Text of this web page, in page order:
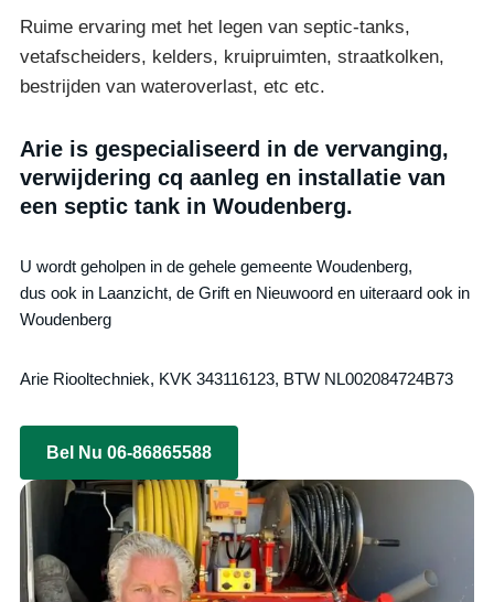
Ruime ervaring met het legen van septic-tanks,
vetafscheiders, kelders, kruipruimten, straatkolken,
bestrijden van wateroverlast, etc etc.
Arie is gespecialiseerd in de vervanging,
verwijdering cq aanleg en installatie van
een septic tank in Woudenberg.
U wordt geholpen in de gehele gemeente Woudenberg,
dus ook in Laanzicht, de Grift en Nieuwoord en uiteraard ook in
Woudenberg
Arie Riooltechniek, KVK 343116123, BTW NL002084724B73
Bel Nu 06-86865588